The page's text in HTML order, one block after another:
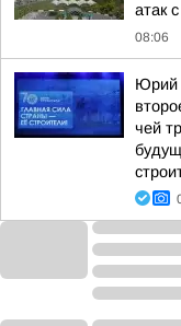
атак
08:06
Юрий
чей